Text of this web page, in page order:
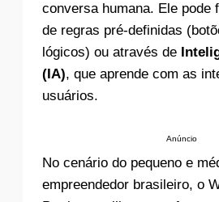
conversa humana. Ele pode
de regras pré-definidas
lógicos) ou através de
(IA), que aprende com as
usuários.
Anúncio
No cenário do pequeno e
empreendedor brasileiro, o